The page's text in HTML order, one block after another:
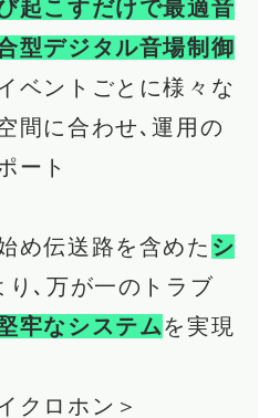
起こすだけで最適音
型デジタル音場制御
ベントごとに様々な
間に合わせ､運用の
ート
め伝送路を含めた シ
り､万が一のトラブ
牢なシステムを実現
クロホン＞